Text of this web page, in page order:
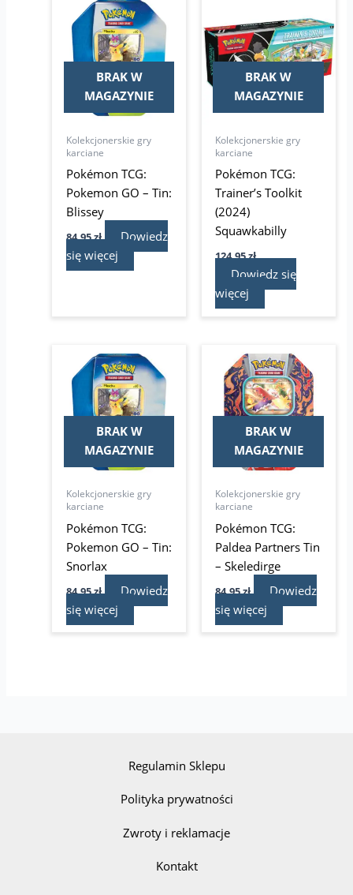
BRAK W
MAGAZYNIE
Kolekcjonerskie gry
karciane
Pokémon TCG:
Pokemon GO – Tin:
Blissey
84,95zł
Dowiedz
się więcej
BRAK W
MAGAZYNIE
Kolekcjonerskie gry
karciane
Pokémon TCG:
Trainer’s Toolkit
(2024)
Squawkabilly
124,95zł
Dowiedz się
więcej
BRAK W
MAGAZYNIE
Kolekcjonerskie gry
karciane
Pokémon TCG:
Pokemon GO – Tin:
Snorlax
84,95zł
Dowiedz
się więcej
BRAK W
MAGAZYNIE
Kolekcjonerskie gry
karciane
Pokémon TCG:
Paldea Partners Tin
– Skeledirge
84,95zł
Dowiedz
się więcej
Regulamin Sklepu
Polityka prywatności
Zwroty i reklamacje
Kontakt